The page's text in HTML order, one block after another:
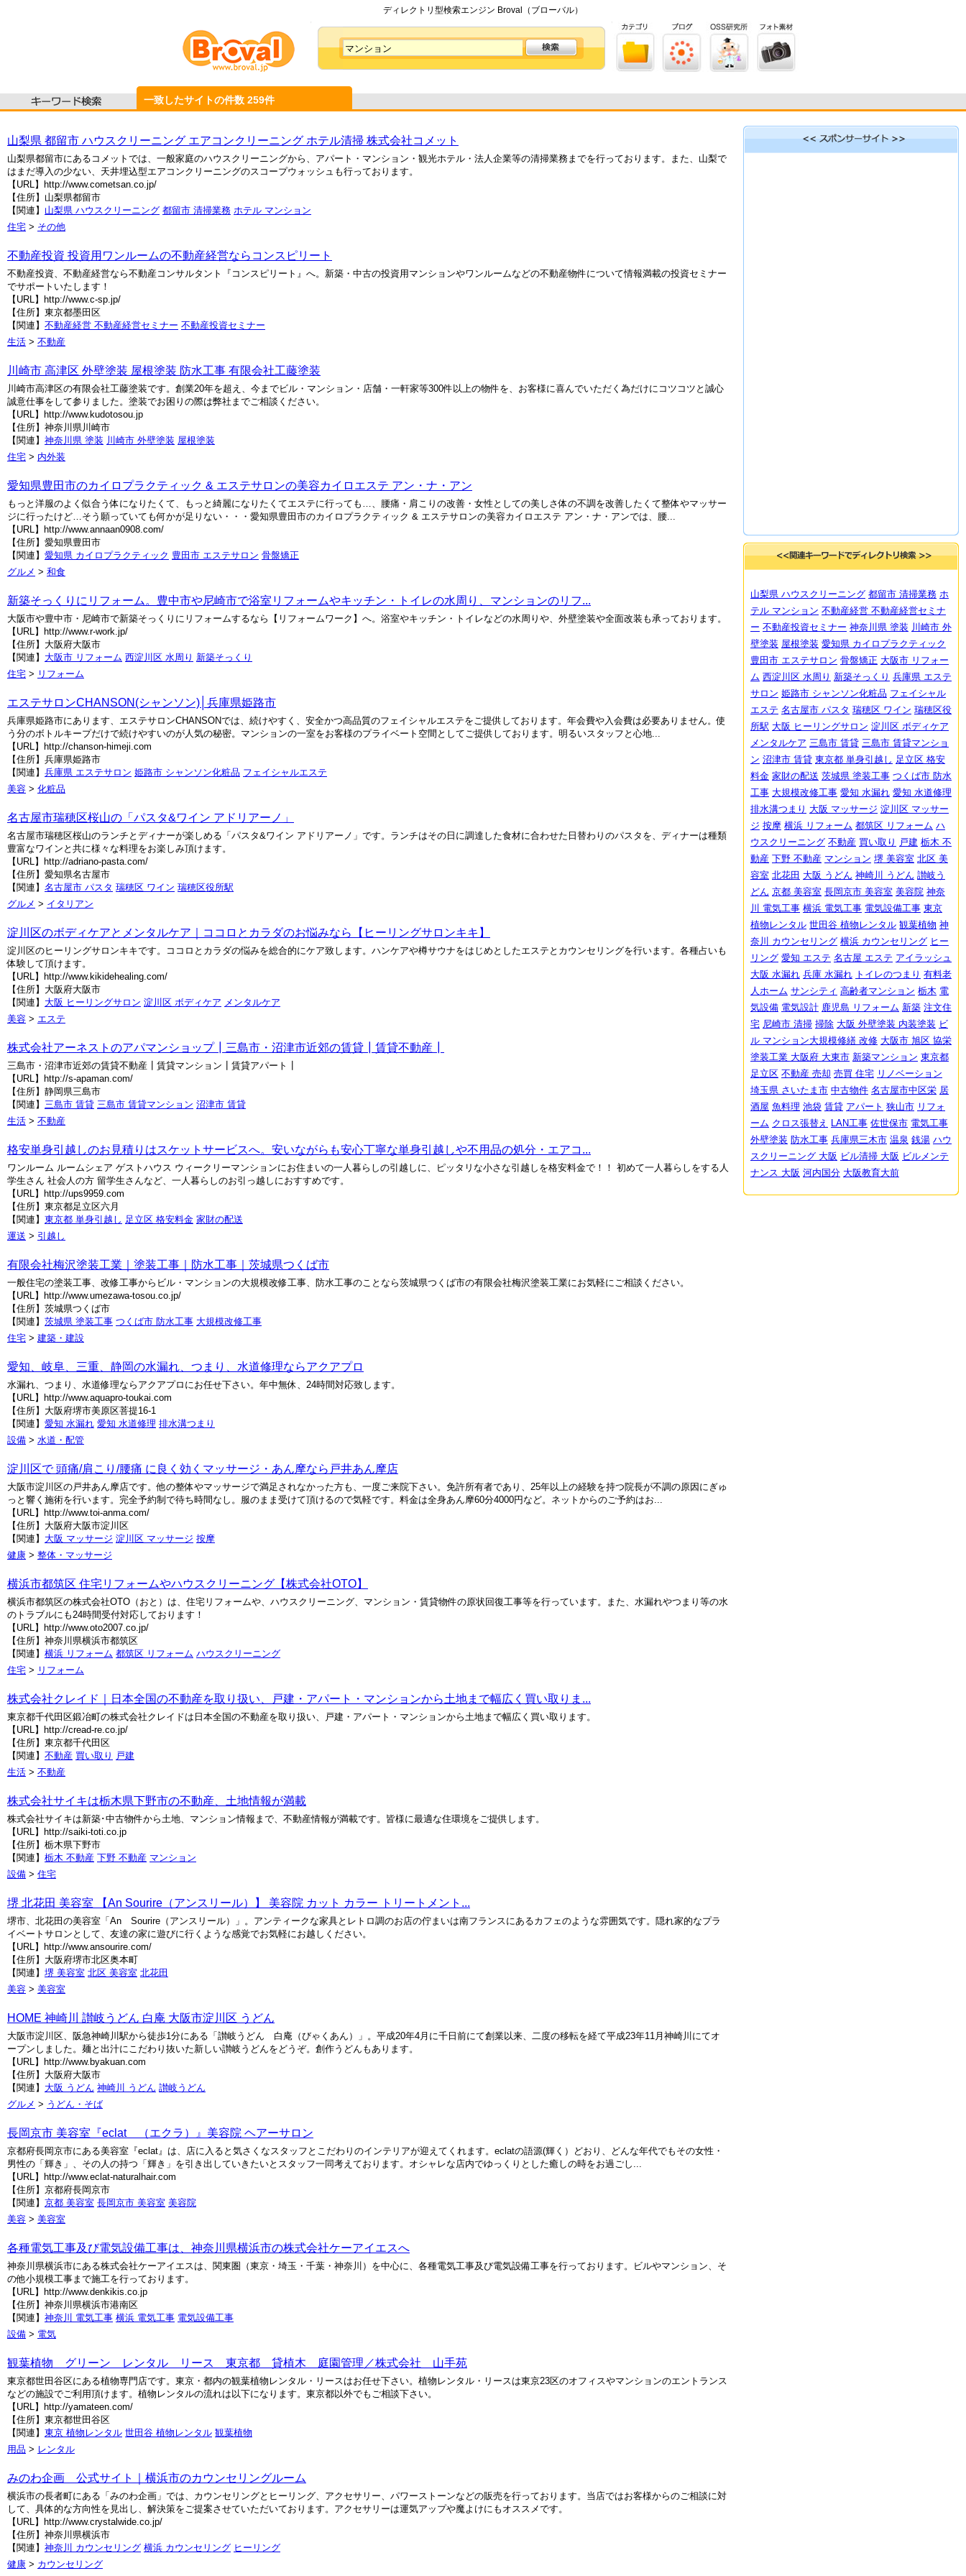
ディレクトリ型検索エンジン Broval（ブローバル）
一致したサイトの件数 259件
山梨県 都留市 ハウスクリーニング エアコンクリーニング ホテル清掃 株式会社コメット
山梨県都留市にあるコメットでは、一般家庭のハウスクリーニングから、アパート・マンション・観光ホテル・法人企業等の清掃業務までを行っております。また、山梨で
はまだ導入の少ない、天井埋込型エアコンクリーニングのスコープウォッシュも行っております。
【URL】http://www.cometsan.co.jp/
【住所】山梨県都留市
【関連】 山梨県 ハウスクリーニング 都留市 清掃業務 ホテル マンション
住宅 > その他
不動産投資 投資用ワンルームの不動産経営ならコンスピリート
不動産投資、不動産経営なら不動産コンサルタント『コンスピリート』へ。新築・中古の投資用マンションやワンルームなどの不動産物件について情報満載の投資セミナー
でサポートいたします！
【URL】http://www.c-sp.jp/
【住所】東京都墨田区
【関連】 不動産経営 不動産経営セミナー 不動産投資セミナー
生活 > 不動産
川崎市 高津区 外壁塗装 屋根塗装 防水工事 有限会社工藤塗装
川崎市高津区の有限会社工藤塗装です。創業20年を超え、今までビル・マンション・店舗・一軒家等300件以上の物件を、お客様に喜んでいただく為だけにコツコツと誠心
誠意仕事をして参りました。塗装でお困りの際は弊社までご相談ください。
【URL】http://www.kudotosou.jp
【住所】神奈川県川崎市
【関連】 神奈川県 塗装 川崎市 外壁塗装 屋根塗装
住宅 > 内外装
愛知県豊田市のカイロプラクティック & エステサロンの美容カイロエステ アン・ナ・アン
もっと洋服のよく似合う体になりたくて、もっと綺麗になりたくてエステに行っても…、腰痛・肩こりの改善・女性としての美しさ体の不調を改善したくて整体やマッサー
ジに行ったけど…そう願っていても何かが足りない・・・愛知県豊田市のカイロプラクティック & エステサロンの美容カイロエステ アン・ナ・アンでは、腰...
【URL】http://www.annaan0908.com/
【住所】愛知県豊田市
【関連】 愛知県 カイロプラクティック 豊田市 エステサロン 骨盤矯正
グルメ > 和食
新築そっくりにリフォーム。豊中市や尼崎市で浴室リフォームやキッチン・トイレの水周り、マンションのリフ...
大阪市や豊中市・尼崎市で新築そっくりにリフォームするなら【リフォームワーク】へ。浴室やキッチン・トイレなどの水周りや、外壁塗装や全面改装も承っております。
【URL】http://www.r-work.jp/
【住所】大阪府大阪市
【関連】 大阪市 リフォーム 西淀川区 水周り 新築そっくり
住宅 > リフォーム
エステサロンCHANSON(シャンソン)│兵庫県姫路市
兵庫県姫路市にあります、エステサロンCHANSONでは、続けやすく、安全かつ高品質のフェイシャルエステをご提供しております。年会費や入会費は必要ありません。使
う分のボトルキープだけで続けやすいのが人気の秘密。マンションの一室をお客様のプライベート空間としてご提供しております。明るいスタッフと心地...
【URL】http://chanson-himeji.com
【住所】兵庫県姫路市
【関連】 兵庫県 エステサロン 姫路市 シャンソン化粧品 フェイシャルエステ
美容 > 化粧品
名古屋市瑞穂区桜山の「パスタ&ワイン アドリアーノ」
名古屋市瑞穂区桜山のランチとディナーが楽しめる「パスタ&ワイン アドリアーノ」です。ランチはその日に調達した食材に合わせた日替わりのパスタを、ディナーは種類
豊富なワインと共に様々な料理をお楽しみ頂けます。
【URL】http://adriano-pasta.com/
【住所】愛知県名古屋市
【関連】 名古屋市 パスタ 瑞穂区 ワイン 瑞穂区役所駅
グルメ > イタリアン
淀川区のボディケアとメンタルケア｜ココロとカラダのお悩みなら【ヒーリングサロンキキ】
淀川区のヒーリングサロンキキです。ココロとカラダの悩みを総合的にケア致します。ハンケアや樽サウナをはじめとしたエステとカウンセリングを行います。各種占いも
体験して頂けます。
【URL】http://www.kikidehealing.com/
【住所】大阪府大阪市
【関連】 大阪 ヒーリングサロン 淀川区 ボディケア メンタルケア
美容 > エステ
株式会社アーネストのアパマンショップ┃三島市・沼津市近郊の賃貸┃賃貸不動産┃
三島市・沼津市近郊の賃貸不動産┃賃貸マンション┃賃貸アパート┃
【URL】http://s-apaman.com/
【住所】静岡県三島市
【関連】 三島市 賃貸 三島市 賃貸マンション 沼津市 賃貸
生活 > 不動産
格安単身引越しのお見積りはスケットサービスへ。安いながらも安心丁寧な単身引越しや不用品の処分・エアコ...
ワンルーム ルームシェア ゲストハウス ウィークリーマンションにお住まいの一人暮らしの引越しに、ピッタリな小さな引越しを格安料金で！！ 初めて一人暮らしをする人
学生さん 社会人の方 留学生さんなど、一人暮らしのお引っ越しにおすすめです。
【URL】http://ups9959.com
【住所】東京都足立区六月
【関連】 東京都 単身引越し 足立区 格安料金 家財の配送
運送 > 引越し
有限会社梅沢塗装工業｜塗装工事｜防水工事｜茨城県つくば市
一般住宅の塗装工事、改修工事からビル・マンションの大規模改修工事、防水工事のことなら茨城県つくば市の有限会社梅沢塗装工業にお気軽にご相談ください。
【URL】http://www.umezawa-tosou.co.jp/
【住所】茨城県つくば市
【関連】 茨城県 塗装工事 つくば市 防水工事 大規模改修工事
住宅 > 建築・建設
愛知、岐阜、三重、静岡の水漏れ、つまり、水道修理ならアクアプロ
水漏れ、つまり、水道修理ならアクアプロにお任せ下さい。年中無休、24時間対応致します。
【URL】http://www.aquapro-toukai.com
【住所】大阪府堺市美原区菩提16-1
【関連】 愛知 水漏れ 愛知 水道修理 排水溝つまり
設備 > 水道・配管
淀川区で 頭痛/肩こり/腰痛 に良く効くマッサージ・あん摩なら戸井あん摩店
大阪市淀川区の戸井あん摩店です。他の整体やマッサージで満足されなかった方も、一度ご来院下さい。免許所有者であり、25年以上の経験を持つ院長が不調の原因にぎゅ
っと響く施術を行います。完全予約制で待ち時間なし。服のまま受けて頂けるので気軽です。料金は全身あん摩60分4000円など。ネットからのご予約はお...
【URL】http://www.toi-anma.com/
【住所】大阪府大阪市淀川区
【関連】 大阪 マッサージ 淀川区 マッサージ 按摩
健康 > 整体・マッサージ
横浜市都筑区 住宅リフォームやハウスクリーニング【株式会社OTO】
横浜市都筑区の株式会社OTO（おと）は、住宅リフォームや、ハウスクリーニング、マンション・賃貸物件の原状回復工事等を行っています。また、水漏れやつまり等の水
のトラブルにも24時間受付対応しております！
【URL】http://www.oto2007.co.jp/
【住所】神奈川県横浜市都筑区
【関連】 横浜 リフォーム 都筑区 リフォーム ハウスクリーニング
住宅 > リフォーム
株式会社クレイド｜日本全国の不動産を取り扱い、戸建・アパート・マンションから土地まで幅広く買い取りま...
東京都千代田区鍛冶町の株式会社クレイドは日本全国の不動産を取り扱い、戸建・アパート・マンションから土地まで幅広く買い取ります。
【URL】http://cread-re.co.jp/
【住所】東京都千代田区
【関連】 不動産 買い取り 戸建
生活 > 不動産
株式会社サイキは栃木県下野市の不動産、土地情報が満載
株式会社サイキは新築･中古物件から土地、マンション情報まで、不動産情報が満載です。皆様に最適な住環境をご提供します。
【URL】http://saiki-toti.co.jp
【住所】栃木県下野市
【関連】 栃木 不動産 下野 不動産 マンション
設備 > 住宅
堺 北花田 美容室 【An Sourire（アンスリール）】 美容院 カット カラー トリートメント...
堺市、北花田の美容室「An Sourire（アンスリール）」。アンティークな家具とレトロ調のお店の佇まいは南フランスにあるカフェのような雰囲気です。隠れ家的なプラ
イベートサロンとして、友達の家に遊びに行くような感覚でお気軽にお越しください。
【URL】http://www.ansourire.com/
【住所】大阪府堺市北区奥本町
【関連】 堺 美容室 北区 美容室 北花田
美容 > 美容室
HOME 神崎川 讃岐うどん 白庵 大阪市淀川区 うどん
大阪市淀川区、阪急神崎川駅から徒歩1分にある「讃岐うどん 白庵（びゃくあん）」。平成20年4月に千日前にて創業以来、二度の移転を経て平成23年11月神崎川にてオ
ープンしました。麺と出汁にこだわり抜いた新しい讃岐うどんをどうぞ。創作うどんもあります。
【URL】http://www.byakuan.com
【住所】大阪府大阪市
【関連】 大阪 うどん 神崎川 うどん 讃岐うどん
グルメ > うどん・そば
長岡京市 美容室『eclat （エクラ）』美容院 ヘアーサロン
京都府長岡京市にある美容室『eclat』は、店に入ると気さくなスタッフとこだわりのインテリアが迎えてくれます。eclatの語源(輝く）どおり、どんな年代でもその女性・
男性の「輝き」、その人の持つ「輝き」を引き出していきたいとスタッフ一同考えております。オシャレな店内でゆっくりとした癒しの時をお過ごし...
【URL】http://www.eclat-naturalhair.com
【住所】京都府長岡京市
【関連】 京都 美容室 長岡京市 美容室 美容院
美容 > 美容室
各種電気工事及び電気設備工事は、神奈川県横浜市の株式会社ケーアイエスへ
神奈川県横浜市にある株式会社ケーアイエスは、関東圏（東京・埼玉・千葉・神奈川）を中心に、各種電気工事及び電気設備工事を行っております。ビルやマンション、そ
の他小規模工事まで施工を行っております。
【URL】http://www.denkikis.co.jp
【住所】神奈川県横浜市港南区
【関連】 神奈川 電気工事 横浜 電気工事 電気設備工事
設備 > 電気
観葉植物 グリーン レンタル リース 東京都 貸植木 庭園管理／株式会社 山手苑
東京都世田谷区にある植物専門店です。東京・都内の観葉植物レンタル・リースはお任せ下さい。植物レンタル・リースは東京23区のオフィスやマンションのエントランス
などの施設でご利用頂けます。植物レンタルの流れは以下になります。東京都以外でもご相談下さい。
【URL】http://yamateen.com/
【住所】東京都世田谷区
【関連】 東京 植物レンタル 世田谷 植物レンタル 観葉植物
用品 > レンタル
みのわ企画 公式サイト｜横浜市のカウンセリングルーム
横浜市の長者町にある「みのわ企画」では、カウンセリングとヒーリング、アクセサリー、パワーストーンなどの販売を行っております。当店ではお客様からのご相談に対
して、具体的な方向性を見出し、解決策をご提案させていただいております。アクセサリーは運気アップや魔よけにもオススメです。
【URL】http://www.crystalwide.co.jp/
【住所】神奈川県横浜市
【関連】 神奈川 カウンセリング 横浜 カウンセリング ヒーリング
健康 > カウンセリング
山梨県 ハウスクリーニング 都留市 清掃業務 ホ
テル マンション 不動産経営 不動産経営セミナ
ー 不動産投資セミナー 神奈川県 塗装 川崎市 外
壁塗装 屋根塗装 愛知県 カイロプラクティック
豊田市 エステサロン 骨盤矯正 大阪市 リフォー
ム 西淀川区 水周り 新築そっくり 兵庫県 エステ
サロン 姫路市 シャンソン化粧品 フェイシャル
エステ 名古屋市 パスタ 瑞穂区 ワイン 瑞穂区役
所駅 大阪 ヒーリングサロン 淀川区 ボディケア
メンタルケア 三島市 賃貸 三島市 賃貸マンショ
ン 沼津市 賃貸 東京都 単身引越し 足立区 格安
料金 家財の配送 茨城県 塗装工事 つくば市 防水
工事 大規模改修工事 愛知 水漏れ 愛知 水道修理
排水溝つまり 大阪 マッサージ 淀川区 マッサー
ジ 按摩 横浜 リフォーム 都筑区 リフォーム ハ
ウスクリーニング 不動産 買い取り 戸建 栃木 不
動産 下野 不動産 マンション 堺 美容室 北区 美
容室 北花田 大阪 うどん 神崎川 うどん 讃岐う
どん 京都 美容室 長岡京市 美容室 美容院 神奈
川 電気工事 横浜 電気工事 電気設備工事 東京
植物レンタル 世田谷 植物レンタル 観葉植物 神
奈川 カウンセリング 横浜 カウンセリング ヒー
リング 愛知 エステ 名古屋 エステ アイラッシュ
大阪 水漏れ 兵庫 水漏れ トイレのつまり 有料老
人ホーム サンシティ 高齢者マンション 栃木 電
気設備 電気設計 鹿児島 リフォーム 新築 注文住
宅 尼崎市 清掃 掃除 大阪 外壁塗装 内装塗装 ビ
ル マンション大規模修繕 改修 大阪市 旭区 協栄
塗装工業 大阪府 大東市 新築マンション 東京都
足立区 不動産 売却 売買 住宅 リノベーション
埼玉県 さいたま市 中古物件 名古屋市中区栄 居
酒屋 魚料理 池袋 賃貸 アパート 狭山市 リフォ
ーム クロス張替え LAN工事 佐世保市 電気工事
外壁塗装 防水工事 兵庫県三木市 温泉 銭湯 ハウ
スクリーニング 大阪 ビル清掃 大阪 ビルメンテ
ナンス 大阪 河内国分 大阪教育大前